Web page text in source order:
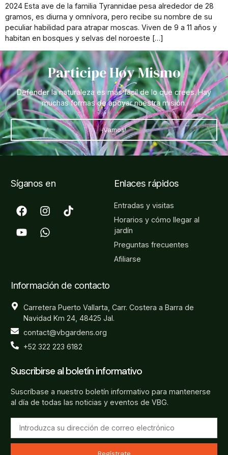
2024 Esta ave de la familia Tyrannidae pesa alrededor de 28
gramos, es diurna y omnívora, pero recibe su nombre de su
peculiar habilidad para atrapar moscas. Viven de 9 a 11 años y
habitan en bosques y selvas del noroeste […]
Participe Hoy Mismo
Defender la naturaleza es más fácil de lo que crees. Hay
muchas formas de apoyar nuestra misión.
¡Vamos!
Síganos en Enlaces rápidos
Entradas y visitas
Horarios y cómo llegar al
jardín
Preguntas frecuentes
Afiliarse
Información de contacto
Carretera Puerto Vallarta, Carr. Costera a Barra de
Navidad Km 24, 48425 Jal.
contact@vbgardens.org
+52 322 223 6182
Suscribirse al boletín informativo
Suscríbase a nuestro boletín informativo para mantenerse
al día de todas las noticias y eventos de VBG.